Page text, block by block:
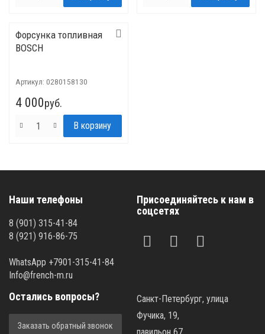
Форсунка топливная
BOSCH
Артикул: 0280158130
4 000руб.
Наши телефоны
8 (901) 315-41-84
8 (921) 916-86-75
WhatsApp +7901-315-41-84
Info@french-m.ru
Присоединяйтесь к нам в
соцсетях
Остались вопросы?
Заказать обратный звонок
Санкт-Петербург, улица
Фучика, 19,